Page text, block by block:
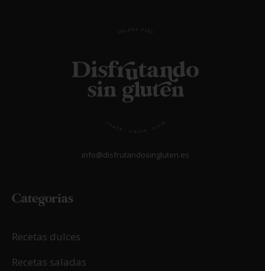
info@disfrutandosingluten.es
Categorías
Recetas dulces
Recetas saladas